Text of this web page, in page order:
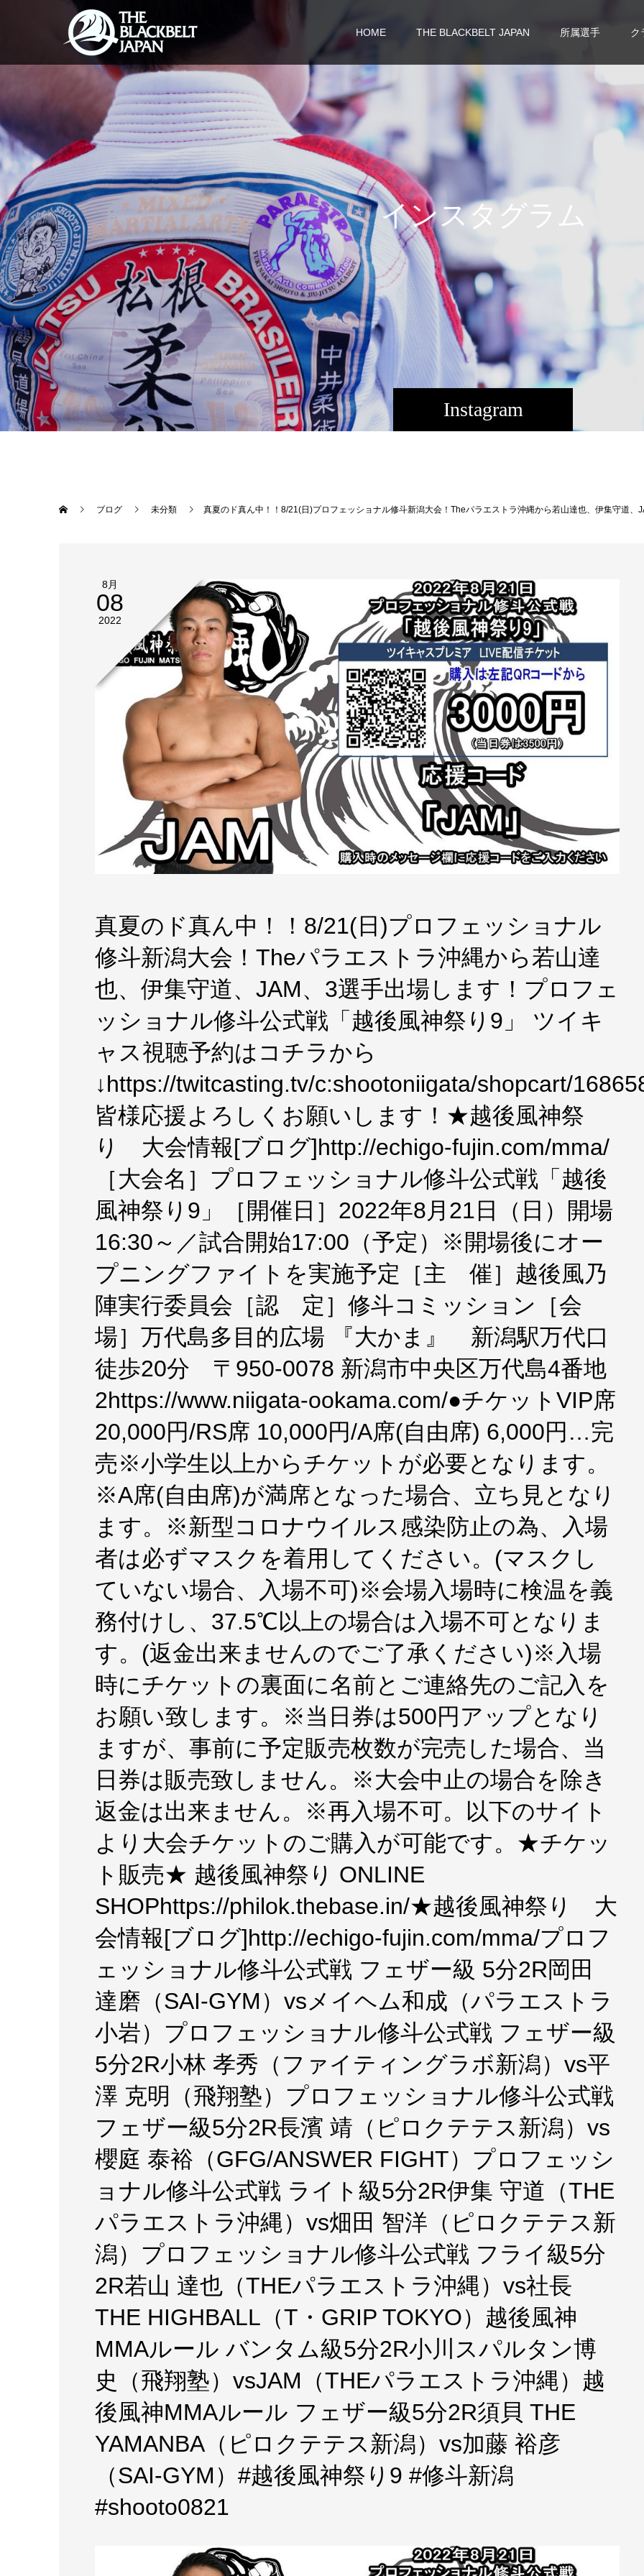
HOME THE BLACKBELT JAPAN 所属選手 ク
Instagram
インスタグラ ム
ブログ 未分類 真夏のド真ん中！！8/21(日)プロフェッショナル修斗新潟大会！Theパラエストラ沖縄から若山達也、伊集守道、JAM、3選手出場します！プロフェッショナル修斗公式戦「越後風神祭り9」 ツイキャス視聴予約はコチラから↓https://twitcasting.tv/c:shootoniigata/shopcart/168658皆様応援よろしくお願いします！★越後風神祭り 大会情報[ブログ]http://echigo-fujin.com/mma/［大会名］プロフェッショナル修斗公式戦「越後風神祭り9」［開催日］2022年8月21日（日）開場16:30～／試合開始17:00（予定）※開場後にオープニングファイトを実施予定［主 催］越後風乃陣実行委員会［認 定］修斗コミッション［会 場］万代島多目的広場 『大かま』 新潟駅万代口徒歩20分 〒950-0078 新潟市中央区万代島4番地2https://www.niigata-ookama.com/●チケットVIP席 20,000円/RS席 10,000円/A席(自由席) 6,000円…完売※小学生以上からチケットが必要となります。※A席(自由席)が満席となった場合、立ち見となります。※新型コロナウイルス感染防止の為、入場者は必ずマスクを着用してください。(マスクしていない場合、入場不可)※会場入場時に検温を義務付けし、37.5℃以上の場合は入場不可となります。(返金出来ませんのでご了承ください)※入場時にチケットの裏面に名前とご連絡先のご記入をお願い致します。※当日券は500円アップとなりますが、事前に予定販売枚数が完売した場合、当日券は販売致しません。※大会中止の場合を除き返金は出来ません。※再入場不可。以下のサイトより大会チケットのご購入が可能です。★チケット販売★ 越後風神祭り ONLINE SHOPhttps://philok.thebase.in/★越後
8月
08
2022
真夏のド真ん中！！8/21(日)プロフェッショナル
修斗新潟大会！Theパラエストラ沖縄から若山達
也、伊集守道、JAM、3選手出場します！プロフェ
ッショナル修斗公式戦「越後風神祭り9」 ツイキ
ャス視聴予約はコチラから
↓https://twitcasting.tv/c:shootoniigata/shopcart/
皆様応援よろしくお願いします！★越後風神祭
り 大会情報[ブログ]http://echigo-fujin.com/mma/
［大会名］プロフェッショナル修斗公式戦「越後
風神祭り9」［開催日］2022年8月21日（日）開場
16:30～／試合開始17:00（予定）※開場後にオー
プニングファイトを実施予定［主 催］越後風乃
陣実行委員会［認 定］修斗コミッション［会
場］万代島多目的広場 『大かま』 新潟駅万代口
徒歩20分 〒950-0078 新潟市中央区万代島4番地
2https://www.niigata-ookama.com/●チケットVIP席
20,000円/RS席 10,000円/A席(自由席) 6,000円…完
売※小学生以上からチケットが必要となります。
※A席(自由席)が満席となった場合、立ち見となり
ます。※新型コロナウイルス感染防止の為、入場
者は必ずマスクを着用してください。(マスクし
ていない場合、入場不可)※会場入場時に検温を義
務付けし、37.5℃以上の場合は入場不可となりま
す。(返金出来ませんのでご了承ください)※入場
時にチケットの裏面に名前とご連絡先のご記入を
お願い致します。※当日券は500円アップとなり
ますが、事前に予定販売枚数が完売した場合、当
日券は販売致しません。※大会中止の場合を除き
返金は出来ません。※再入場不可。以下のサイト
より大会チケットのご購入が可能です。★チケッ
ト販売★ 越後風神祭り ONLINE
SHOPhttps://philok.thebase.in/★越後風神祭り 大
会情報[ブログ]http://echigo-fujin.com/mma/プロフ
ェッショナル修斗公式戦 フェザー級 5分2R岡田
達磨（SAI-GYM）vsメイヘム和成（パラエストラ
小岩）プロフェッショナル修斗公式戦 フェザー級
5分2R小林 孝秀（ファイティングラボ新潟）vs平
澤 克明（飛翔塾）プロフェッショナル修斗公式戦
フェザー級5分2R長濱 靖（ピロクテテス新潟）vs
櫻庭 泰裕（GFG/ANSWER FIGHT）プロフェッシ
ョナル修斗公式戦 ライト級5分2R伊集 守道（THE
パラエストラ沖縄）vs畑田 智洋（ピロクテテス新
潟）プロフェッショナル修斗公式戦 フライ級5分
2R若山 達也（THEパラエストラ沖縄）vs社長
THE HIGHBALL（T・GRIP TOKYO）越後風神
MMAルール バンタム級5分2R小川スパルタン博
史（飛翔塾）vsJAM（THEパラエストラ沖縄）越
後風神MMAルール フェザー級5分2R須貝 THE
YAMANBA（ピロクテテス新潟）vs加藤 裕彦
（SAI-GYM）#越後風神祭り9 #修斗新潟
#shooto0821